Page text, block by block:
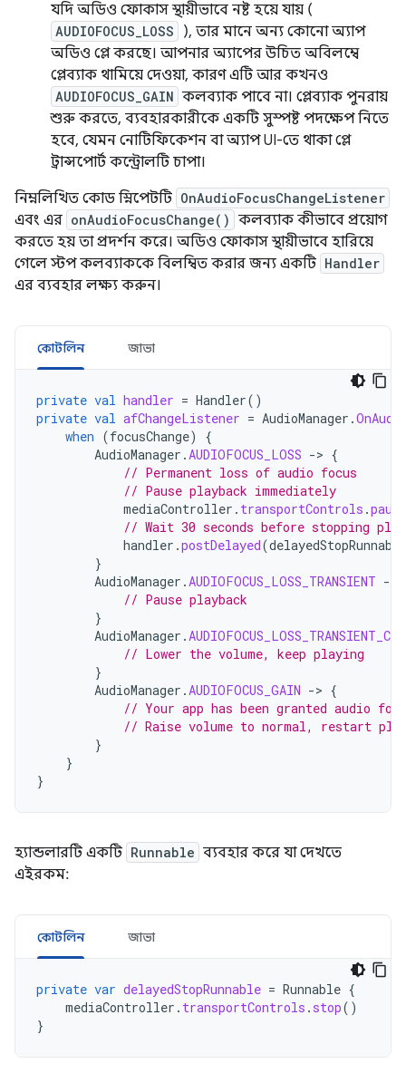
যদি অডিও ফোকাস স্থায়ীভাবে নষ্ট হয়ে যায় (
AUDIOFOCUS_LOSS
), তার মানে অন্য কোনো অ্যাপ
অডিও প্লে করছে। আপনার অ্যাপের উচিত অবিলম্বে
প্লেব্যাক থামিয়ে দেওয়া, কারণ এটি আর কখনও
AUDIOFOCUS_GAIN কলব্যাক পাবে না। প্লেব্যাক পুনরায়
শুরু করতে, ব্যবহারকারীকে একটি সুস্পষ্ট পদক্ষেপ নিতে
হবে, যেমন নোটিফিকেশন বা অ্যাপ UI-তে থাকা প্লে
ট্রান্সপোর্ট কন্ট্রোলটি চাপা।
নিম্নলিখিত কোড স্নিপেটটি OnAudioFocusChangeListener
এবং এর onAudioFocusChange() কলব্যাক কীভাবে প্রয়োগ
করতে হয় তা প্রদর্শন করে। অডিও ফোকাস স্থায়ীভাবে হারিয়ে
গেলে স্টপ কলব্যাককে বিলম্বিত করার জন্য একটি Handler
এর ব্যবহার লক্ষ্য করুন।
কোটলিন জাভা
private val handler = Handler()
private val afChangeListener = AudioManager .
when (focusChange)
{
AudioManager .AUDIOFOCUS_LOSS -> {
// Permanent loss of audio focus
// Pause playback immediately
mediaController . transportControls .pause
// Wait 30 seconds before stopping
handler .postDelayed(delayedStopRunnable
}
AudioManager .AUDIOFOCUS_LOSS_TRANSIENT -
// Pause playback
}
AudioManager .
// Lower the volume, keep playing
}
AudioManager .AUDIOFOCUS_GAIN -> {
// Your app has been granted audio
// Raise volume to normal, restart
}
}
}
হ্যান্ডলারটি একটি Runnable ব্যবহার করে যা দেখতে
এইরকম:
কোটলিন জাভা
private var delayedStopRunnable = Runnable {
mediaController . transportControls . stop()
}